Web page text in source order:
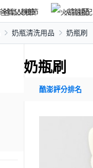
爸氣父親節
火箭速配
奶瓶清洗用品 奶瓶刷
奶瓶刷
酷澎評分排名